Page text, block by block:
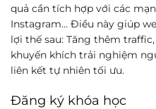
quả cần tích hợp với các
Instagram… Điều này giúp
lợi thế sau: Tăng thêm
khuyến khích trải nghiệm
liên kết tự nhiên tối ưu.
Đăng ký khóa học